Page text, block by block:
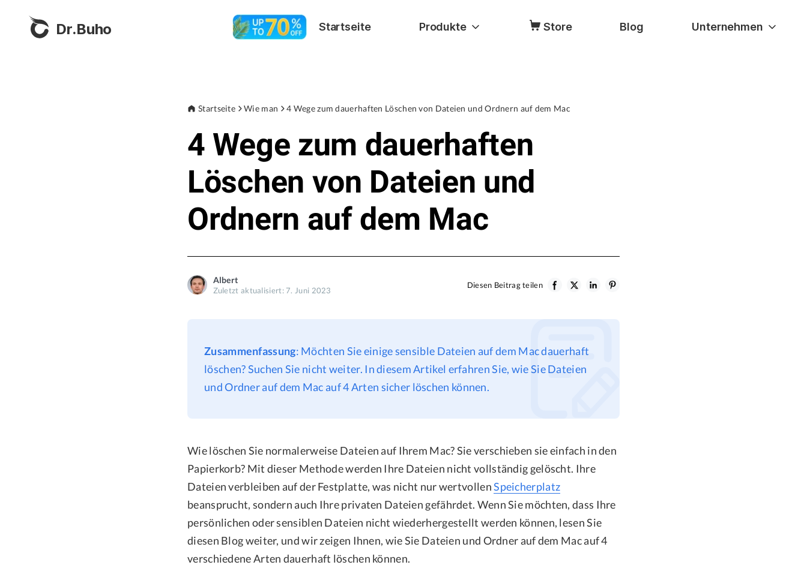
Dr.Buho Startseite Produkte Store Blog Unternehmen
Startseite Wie man 4 Wege zum dauerhaften Löschen von Dateien und Ordnern auf dem Mac
4 Wege zum dauerhaften
Löschen von Dateien und
Ordnern auf dem Mac
Albert
Zuletzt aktualisiert: 7. Juni 2023
Diesen Beitrag teilen
Zusammenfassung: Möchten Sie einige sensible Dateien auf dem Mac dauerhaft
löschen? Suchen Sie nicht weiter. In diesem Artikel erfahren Sie, wie Sie Dateien
und Ordner auf dem Mac auf 4 Arten sicher löschen können.
Wie löschen Sie normalerweise Dateien auf Ihrem Mac? Sie verschieben sie einfach in den
Papierkorb? Mit dieser Methode werden Ihre Dateien nicht vollständig gelöscht. Ihre
Dateien verbleiben auf der Festplatte, was nicht nur wertvollenSpeicherplatz
beansprucht, sondern auch Ihre privaten Dateien gefährdet. Wenn Sie möchten, dass Ihre
persönlichen oder sensiblen Dateien nicht wiederhergestellt werden können, lesen Sie
diesen Blog weiter, und wir zeigen Ihnen, wie Sie Dateien und Ordner auf dem Mac auf 4
verschiedene Arten dauerhaft löschen können.